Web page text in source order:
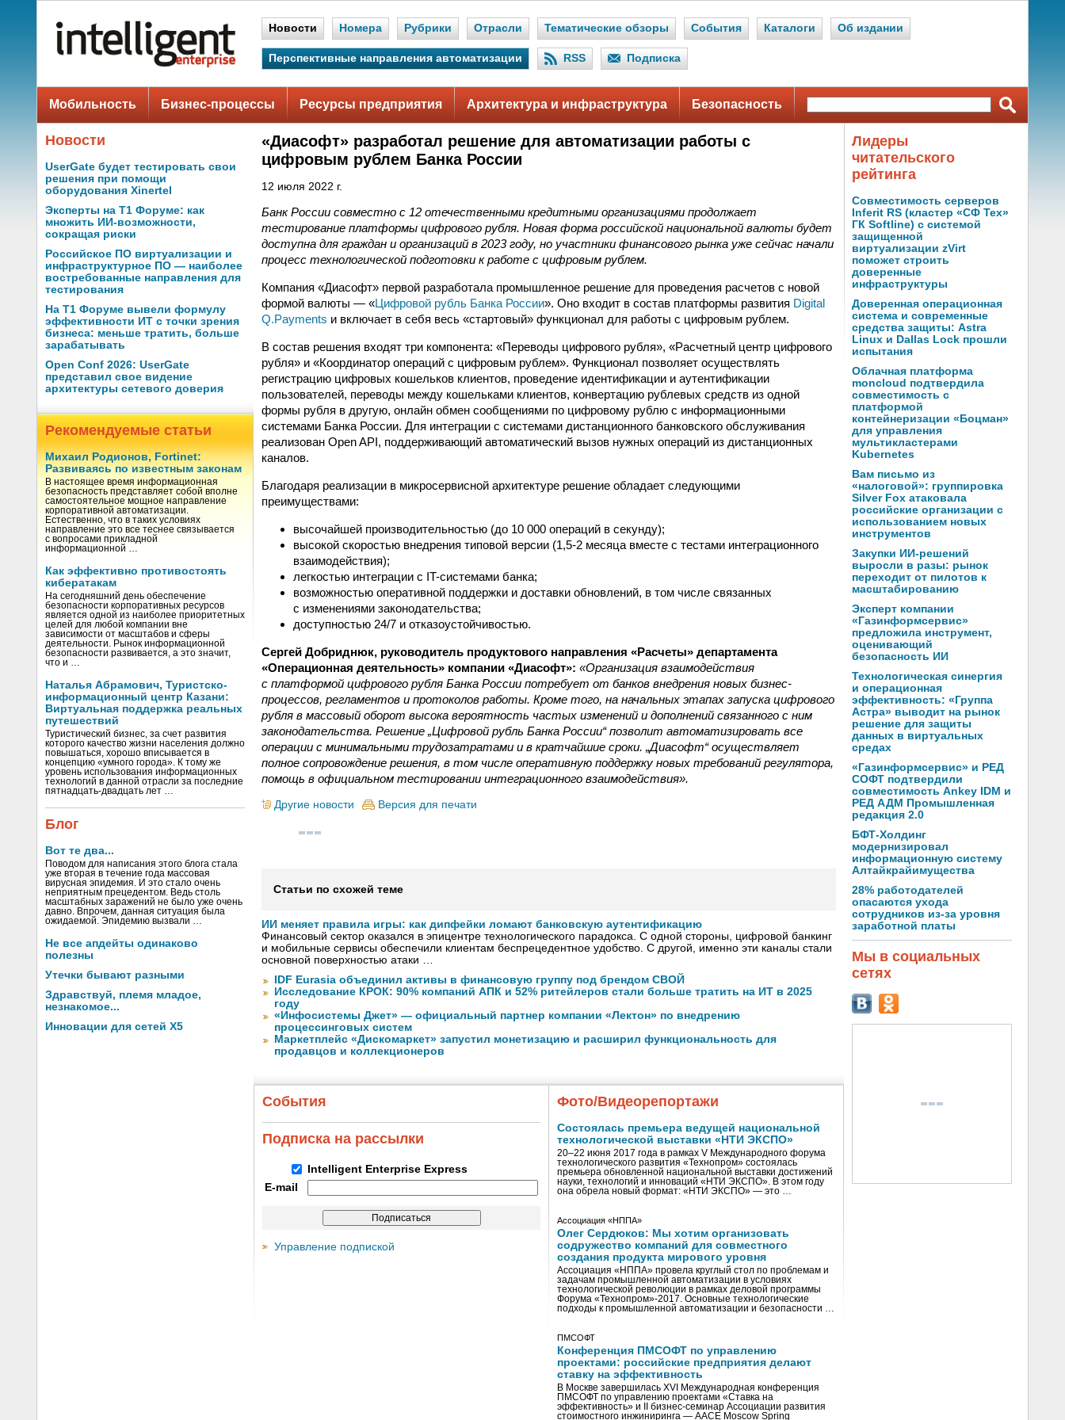
Новости Номера Рубрики Отрасли Тематические обзоры События Каталоги Об издании
Перспективные направления автоматизации RSS Подписка
Мобильность Бизнес-процессы Ресурсы предприятия Архитектура и инфраструктура Безопасность
Новости
UserGate будет тестировать свои
решения при помощи
оборудования Xinertel
Эксперты на Т1 Форуме: как
множить ИИ-возможности,
сокращая риски
Российское ПО виртуализации и
инфраструктурное ПО — наиболее
востребованные направления для
тестирования
На Т1 Форуме вывели формулу
эффективности ИТ с точки зрения
бизнеса: меньше тратить, больше
зарабатывать
Open Conf 2026: UserGate
представил свое видение
архитектуры сетевого доверия
Рекомендуемые статьи
Михаил Родионов, Fortinet:
Развиваясь по известным законам
В настоящее время информационная
безопасность представляет собой вполне
самостоятельное мощное направление
корпоративной автоматизации.
Естественно, что в таких условиях
направление это все теснее связывается
с вопросами прикладной
информационной …
Как эффективно противостоять
кибератакам
На сегодняшний день обеспечение
безопасности корпоративных ресурсов
является одной из наиболее приоритетных
целей для любой компании вне
зависимости от масштабов и сферы
деятельности. Рынок информационной
безопасности развивается, а это значит,
что и …
Наталья Абрамович, Туристско-
информационный центр Казани:
Виртуальная поддержка реальных
путешествий
Туристический бизнес, за счет развития
которого качество жизни населения должно
повышаться, хорошо вписывается в
концепцию «умного города». К тому же
уровень использования информационных
технологий в данной отрасли за последние
пятнадцать-двадцать лет …
Блог
Вот те два...
Поводом для написания этого блога стала
уже вторая в течение года массовая
вирусная эпидемия. И это стало очень
неприятным прецедентом. Ведь столь
масштабных заражений не было уже очень
давно. Впрочем, данная ситуация была
ожидаемой. Эпидемию вызвали …
Не все апдейты одинаково
полезны
Утечки бывают разными
Здравствуй, племя младое,
незнакомое...
Инновации для сетей X5
«Диасофт» разработал решение для автоматизации работы с
цифровым рублем Банка России
12 июля 2022 г.
Банк России совместно с 12 отечественными кредитными организациями продолжает
тестирование платформы цифрового рубля. Новая форма российской национальной валюты будет
доступна для граждан и организаций в 2023 году, но участники финансового рынка уже сейчас начали
процесс технологической подготовки к работе с цифровым рублем.
Компания «Диасофт» первой разработала промышленное решение для проведения расчетов с новой
формой валюты — «Цифровой рубль Банка России». Оно входит в состав платформы развития Digital
Q.Payments и включает в себя весь «стартовый» функционал для работы с цифровым рублем.
В состав решения входят три компонента: «Переводы цифрового рубля», «Расчетный центр цифрового
рубля» и «Координатор операций с цифровым рублем». Функционал позволяет осуществлять
регистрацию цифровых кошельков клиентов, проведение идентификации и аутентификации
пользователей, переводы между кошельками клиентов, конвертацию рублевых средств из одной
формы рубля в другую, онлайн обмен сообщениями по цифровому рублю с информационными
системами Банка России. Для интеграции с системами дистанционного банковского обслуживания
реализован Open API, поддерживающий автоматический вызов нужных операций из дистанционных
каналов.
Благодаря реализации в микросервисной архитектуре решение обладает следующими
преимуществами:
высочайшей производительностью (до 10 000 операций в секунду);
высокой скоростью внедрения типовой версии (1,5-2 месяца вместе с тестами интеграционного
взаимодействия);
легкостью интеграции с IT-системами банка;
возможностью оперативной поддержки и доставки обновлений, в том числе связанных
с изменениями законодательства;
доступностью 24/7 и отказоустойчивостью.
Сергей Добриднюк, руководитель продуктового направления «Расчеты» департамента
«Операционная деятельность» компании «Диасофт»: «Организация взаимодействия
с платформой цифрового рубля Банка России потребует от банков внедрения новых бизнес-
процессов, регламентов и протоколов работы. Кроме того, на начальных этапах запуска цифрового
рубля в массовый оборот высока вероятность частых изменений и дополнений связанного с ним
законодательства. Решение „Цифровой рубль Банка России“ позволит автоматизировать все
операции с минимальными трудозатратами и в кратчайшие сроки. „Диасофт“ осуществляет
полное сопровождение решения, в том числе оперативную поддержку новых требований регулятора,
помощь в официальном тестировании интеграционного взаимодействия».
Другие новости Версия для печати
Статьи по схожей теме
ИИ меняет правила игры: как дипфейки ломают банковскую аутентификацию
Финансовый сектор оказался в эпицентре технологического парадокса. С одной стороны, цифровой банкинг
и мобильные сервисы обеспечили клиентам беспрецедентное удобство. С другой, именно эти каналы стали
основной поверхностью атаки …
IDF Eurasia объединил активы в финансовую группу под брендом СВОЙ
Исследование КРОК: 90% компаний АПК и 52% ритейлеров стали больше тратить на ИТ в 2025
году
«Инфосистемы Джет» — официальный партнер компании «Лектон» по внедрению
процессинговых систем
Маркетплейс «Дискомаркет» запустил монетизацию и расширил функциональность для
продавцов и коллекционеров
События
Подписка на рассылки
Intelligent Enterprise Express
E-mail
Управление подпиской
Фото/Видеорепортажи
Состоялась премьера ведущей национальной
технологической выставки «НТИ ЭКСПО»
20–22 июня 2017 года в рамках V Международного форума
технологического развития «Технопром» состоялась
премьера обновленной национальной выставки достижений
науки, технологий и инноваций «НТИ ЭКСПО». В этом году
она обрела новый формат: «НТИ ЭКСПО» — это …
Ассоциация «НППА»
Олег Сердюков: Мы хотим организовать
содружество компаний для совместного
создания продукта мирового уровня
Ассоциация «НППА» провела круглый стол по проблемам и
задачам промышленной автоматизации в условиях
технологической революции в рамках деловой программы
Форума «Технопром»-2017. Основные технологические
подходы к промышленной автоматизации и безопасности …
ПМСОФТ
Конференция ПМСОФТ по управлению
проектами: российские предприятия делают
ставку на эффективность
В Москве завершилась XVI Международная конференция
ПМСОФТ по управлению проектами «Ставка на
эффективность» и II бизнес-семинар Ассоциации развития
стоимостного инжиниринга — AACE Moscow Spring
Лидеры
читательского
рейтинга
Совместимость серверов
Inferit RS (кластер «СФ Тех»
ГК Softline) с системой
защищенной
виртуализации zVirt
поможет строить
доверенные
инфраструктуры
Доверенная операционная
система и современные
средства защиты: Astra
Linux и Dallas Lock прошли
испытания
Облачная платформа
moncloud подтвердила
совместимость с
платформой
контейнеризации «Боцман»
для управления
мультикластерами
Kubernetes
Вам письмо из
«налоговой»: группировка
Silver Fox атаковала
российские организации с
использованием новых
инструментов
Закупки ИИ-решений
выросли в разы: рынок
переходит от пилотов к
масштабированию
Эксперт компании
«Газинформсервис»
предложила инструмент,
оценивающий
безопасность ИИ
Технологическая синергия
и операционная
эффективность: «Группа
Астра» выводит на рынок
решение для защиты
данных в виртуальных
средах
«Газинформсервис» и РЕД
СОФТ подтвердили
совместимость Ankey IDM и
РЕД АДМ Промышленная
редакция 2.0
БФТ-Холдинг
модернизировал
информационную систему
Алтайкрайимущества
28% работодателей
опасаются ухода
сотрудников из-за уровня
заработной платы
Мы в социальных
сетях